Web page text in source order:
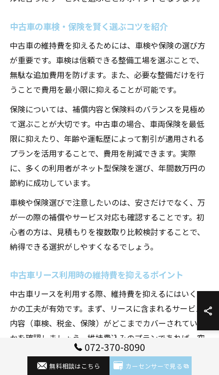
中古車の車検・保険を賢く選ぶコツを紹介
中古車の維持費を抑えるためには、車検や保険の選び方
が重要です。車検は信頼できる整備工場を選ぶことで、
無駄な追加費用を防げます。また、必要な整備だけを行
うことで費用を最小限に抑えることが可能です。
保険については、補償内容と保険料のバランスを見極め
て選ぶことが大切です。中古車の場合、車両保険を最低
限に抑えたり、年齢や運転歴によって割引が適用される
プランを活用することで、費用を削減できます。実際
に、多くの利用者がネット型保険を選び、年間数万円の
節約に成功しています。
車検や保険選びで注意したいのは、安さだけでなく、万
が一の際の補償やサービス対応も確認することです。初
心者の方は、見積もりを複数取り比較検討することで、
納得できる選択がしやすくなるでしょう。
中古車リース利用時の維持費を抑えるポイント
中古車リースを利用する際、維持費を抑えるにはいくつ
かの工夫が有効です。まず、リースに含まれるサービス
内容（車検、税金、保険）がどこまでカバーされている
かを確認しましょう。維持費込みのプランであれば、突
発的な費用発生を防げます。
また、契約前に走行距離の上限や返却時の条件をチェッ
072-370-8090
無料相談はこちら カーセンサーで見る